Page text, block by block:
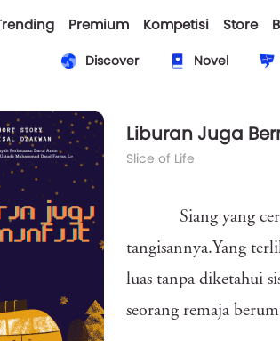
Premium Kompetisi Store
Discover Novel
Liburan Juga
Slice of Life
Siang yang
tangisannya.Yang
luas tanpa diketahui
seorang remaja